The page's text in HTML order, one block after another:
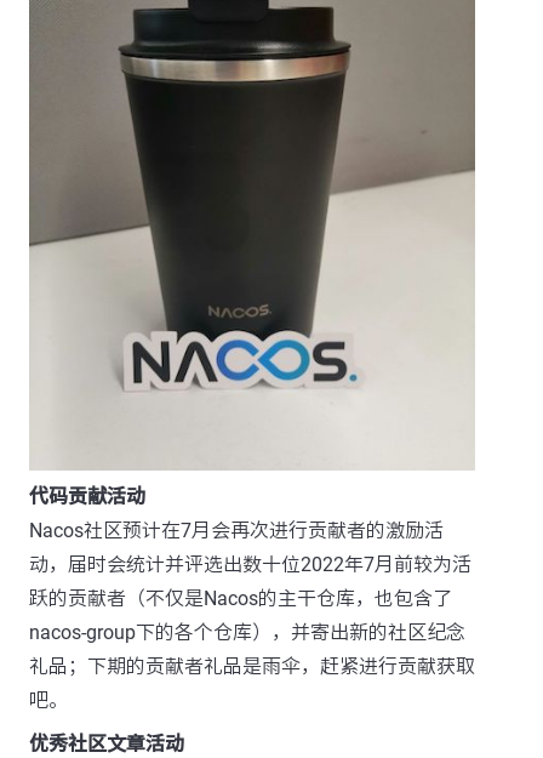
代码贡献活动
Nacos社区预计在7月会再次进行贡献者的激励活
动，届时会统计并评选出数十位2022年7月前较为活
跃的贡献者（不仅是Nacos的主干仓库，也包含了
nacos-group下的各个仓库），并寄出新的社区纪念
礼品；下期的贡献者礼品是雨伞，赶紧进行贡献获取
吧。
优秀社区文章活动